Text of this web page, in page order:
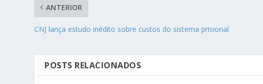
ANTERIOR
CNJ lança estudo inédito sobre custos do sistema prisional
POSTS RELACIONADOS